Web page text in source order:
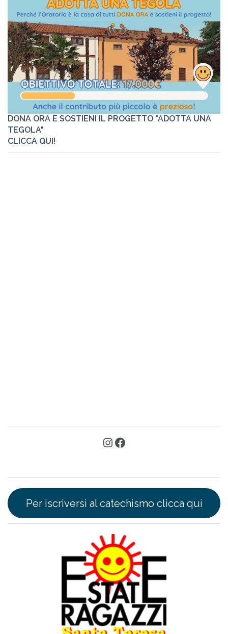
DONA ORA E SOSTIENI IL PROGETTO "ADOTTA UNA
TEGOLA"
CLICCA QUI!
Per iscriversi al catechismo clicca qui